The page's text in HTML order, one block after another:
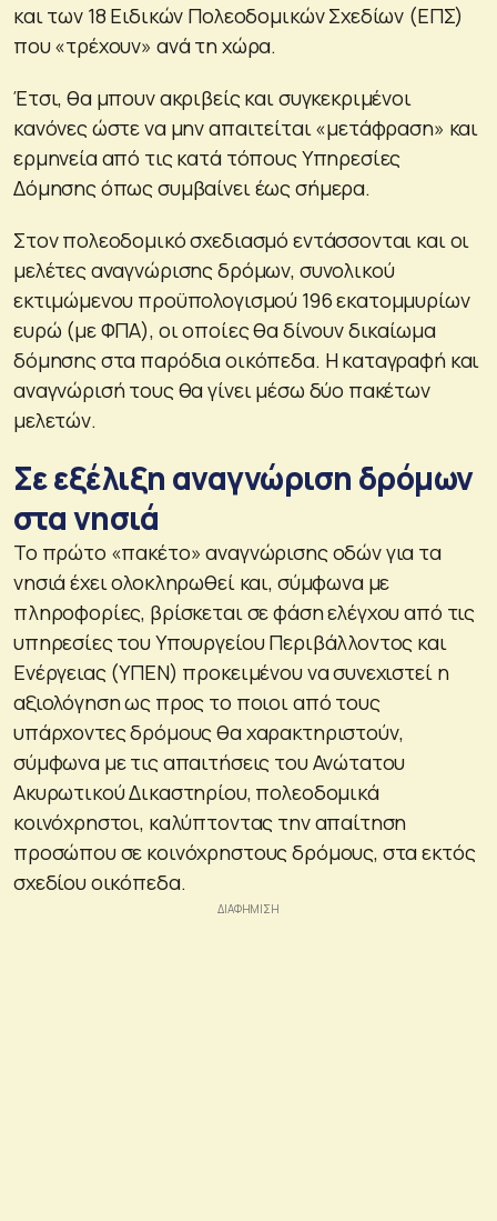
και των 18 Ειδικών Πολεοδομικών Σχεδίων (ΕΠΣ)
που «τρέχουν» ανά τη χώρα.
Έτσι, θα μπουν ακριβείς και συγκεκριμένοι
κανόνες ώστε να μην απαιτείται «μετάφραση» και
ερμηνεία από τις κατά τόπους Υπηρεσίες
Δόμησης όπως συμβαίνει έως σήμερα.
Στον πολεοδομικό σχεδιασμό εντάσσονται και οι
μελέτες αναγνώρισης δρόμων, συνολικού
εκτιμώμενου προϋπολογισμού 196 εκατομμυρίων
ευρώ (με ΦΠΑ), οι οποίες θα δίνουν δικαίωμα
δόμησης στα παρόδια οικόπεδα. Η καταγραφή και
αναγνώρισή τους θα γίνει μέσω δύο πακέτων
μελετών.
Σε εξέλιξη αναγνώριση δρόμων
στα νησιά
Το πρώτο «πακέτο» αναγνώρισης οδών για τα
νησιά έχει ολοκληρωθεί και, σύμφωνα με
πληροφορίες, βρίσκεται σε φάση ελέγχου από τις
υπηρεσίες του Υπουργείου Περιβάλλοντος και
Ενέργειας (ΥΠΕΝ) προκειμένου να συνεχιστεί η
αξιολόγηση ως προς το ποιοι από τους
υπάρχοντες δρόμους θα χαρακτηριστούν,
σύμφωνα με τις απαιτήσεις του Ανώτατου
Ακυρωτικού Δικαστηρίου, πολεοδομικά
κοινόχρηστοι, καλύπτοντας την απαίτηση
προσώπου σε κοινόχρηστους δρόμους, στα εκτός
σχεδίου οικόπεδα.